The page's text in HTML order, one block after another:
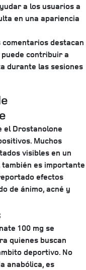
a los usuarios a
en una apariencia
comentarios destacan
contribuir a
durante las sesiones
el Drostanolone
Muchos
visibles en un
es importante
efectos
de ánimo, acné y
100 mg se
quienes buscan
deportivo. No
anabólica, es